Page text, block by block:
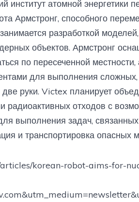
институт атомной энергетики
Армстронг, способного
разработкой
объектов. Армстронг
по пересеченной
для выполнения
руки. Victex планирует
радиоактивных отходов с
выполнения задач,
и транспортировка опасных
korean-robot-aims-for-